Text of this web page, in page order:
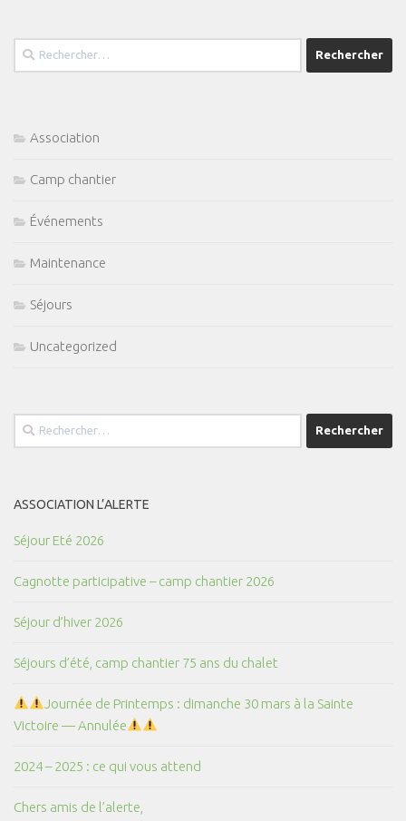
Rechercher :
Association
Camp chantier
Événements
Maintenance
Séjours
Uncategorized
Rechercher :
ASSOCIATION L’ALERTE
Séjour Eté 2026
Cagnotte participative – camp chantier 2026
Séjour d’hiver 2026
Séjours d’été, camp chantier 75 ans du chalet
Journée de Printemps : dimanche 30 mars à la Sainte
Victoire — Annulée
2024 – 2025 : ce qui vous attend
Chers amis de l’alerte,